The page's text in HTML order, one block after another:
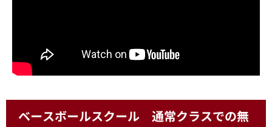
ベースボールスクール 通常クラスでの無